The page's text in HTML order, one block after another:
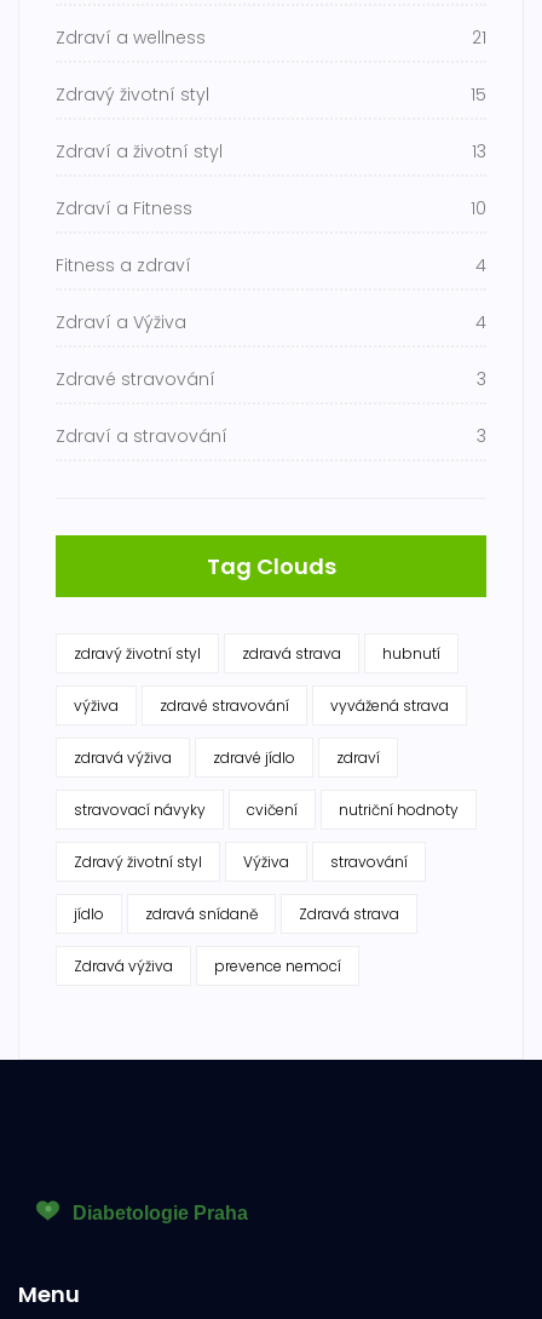
Zdraví a wellness 21
Zdravý životní styl 15
Zdraví a životní styl 13
Zdraví a Fitness 10
Fitness a zdraví 4
Zdraví a Výživa 4
Zdravé stravování 3
Zdraví a stravování 3
Tag Clouds
zdravý životní styl zdravá strava hubnutí
výživa zdravé stravování vyvážená strava
zdravá výživa zdravé jídlo zdraví
stravovací návyky cvičení nutriční hodnoty
Zdravý životní styl Výživa stravování
jídlo zdravá snídaně Zdravá strava
Zdravá výživa prevence nemocí
Menu